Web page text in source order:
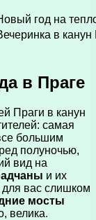
год на
в канун
в Праге
Праги в канун
самая
большим
полуночью,
вид на
и их
для вас слишком
мосты
велика.